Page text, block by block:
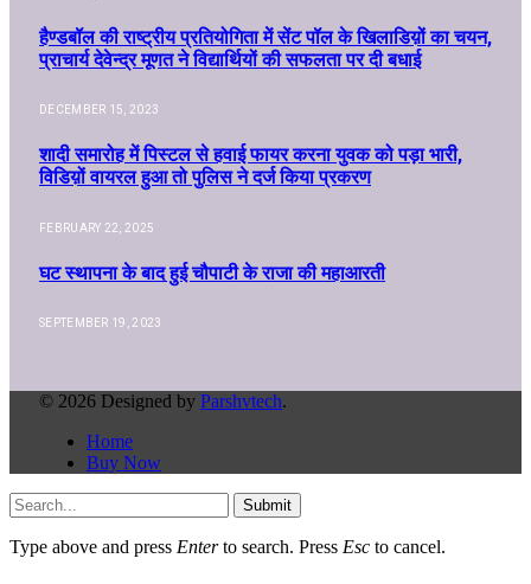
हैण्डबॉल की राष्ट्रीय प्रतियोगिता में सेंट पॉल के खिलाडिय़ों का चयन,
प्राचार्य देवेन्द्र मूणत ने विद्यार्थियों की सफलता पर दी बधाई
DECEMBER 15, 2023
शादी समारोह में पिस्टल से हवाई फायर करना युवक को पड़ा भारी,
विडिय़ों वायरल हुआ तो पुलिस ने दर्ज किया प्रकरण
FEBRUARY 22, 2025
घट स्थापना के बाद हुई चौपाटी के राजा की महाआरती
SEPTEMBER 19, 2023
© 2026 Designed by Parshvtech.
Home
Buy Now
Submit
Type above and press Enterto search. Press Esc to cancel.